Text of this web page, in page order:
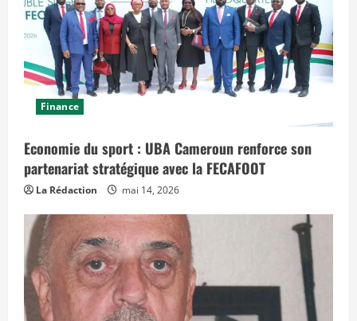
Finance
Economie du sport : UBA Cameroun renforce son
partenariat stratégique avec la FECAFOOT
La Rédaction mai 14, 2026